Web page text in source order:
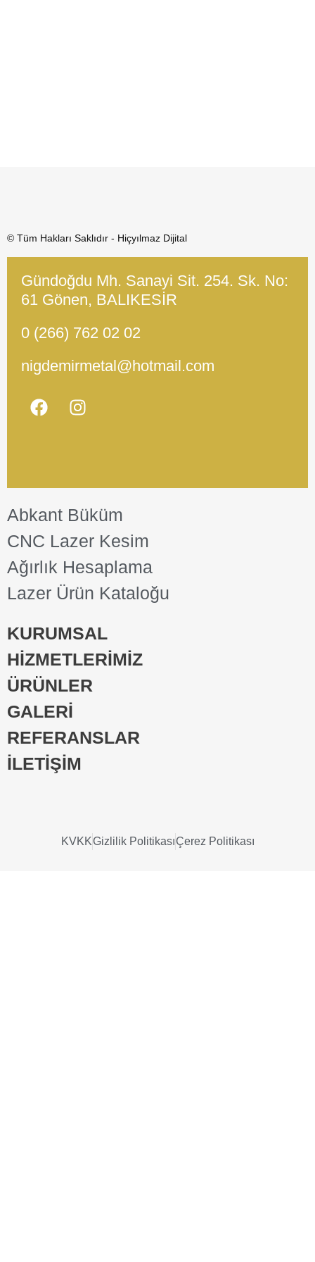
© Tüm Hakları Saklıdır - Hiçyılmaz Dijital
Gündoğdu Mh. Sanayi Sit. 254. Sk. No:
61 Gönen, BALIKESİR
0 (266) 762 02 02
nigdemirmetal@hotmail.com
Abkant Büküm
CNC Lazer Kesim
Ağırlık Hesaplama
Lazer Ürün Kataloğu
KURUMSAL
HİZMETLERİMİZ
ÜRÜNLER
GALERİ
REFERANSLAR
İLETİŞİM
KVKKGizlilik PolitikasıÇerez Politikası